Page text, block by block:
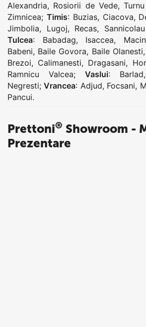
Alexandria, Rosiorii de Vede,
Zimnicea; Timis: Buzias, Ciacova,
Jimbolia, Lugoj, Recas,
Tulcea: Babadag, Isaccea, Macin
Babeni, Baile Govora, Baile Olanesti,
Brezoi, Calimanesti, Dragasani,
Ramnicu Valcea; Vaslui: Barlad
Negresti;Vrancea: Adjud, Focsani,
Pancui.
Prettoni® Showroom -
Prezentare